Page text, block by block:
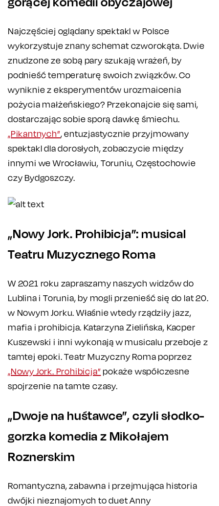
Najczęściej oglądany spektakl w Polsce
wykorzystuje znany schemat czworokąta. Dwie
znudzone ze sobą pary szukają wrażeń, by
podnieść temperaturę swoich związków. Co
wyniknie z eksperymentów urozmaicenia
pożycia małżeńskiego? Przekonajcie się sami,
dostarczając sobie sporą dawkę śmiechu.
„Pikantnych”, entuzjastycznie przyjmowany
spektakl dla dorosłych, zobaczycie między
innymi we Wrocławiu, Toruniu, Częstochowie
czy Bydgoszczy.
„Nowy Jork. Prohibicja”: musical
Teatru Muzycznego Roma
W 2021 roku zapraszamy naszych widzów do
Lublina i Torunia, by mogli przenieść się do lat 20.
w Nowym Jorku. Właśnie wtedy rządziły jazz,
mafia i prohibicja. Katarzyna Zielińska, Kacper
Kuszewski i inni wykonają w musicalu przeboje z
tamtej epoki. Teatr Muzyczny Roma poprzez
„Nowy Jork. Prohibicja” pokaże współczesne
spojrzenie na tamte czasy.
„Dwoje na huśtawce”, czyli słodko-
gorzka komedia z Mikołajem
Roznerskim
Romantyczna, zabawna i przejmująca historia
dwójki nieznajomych to duet Anny